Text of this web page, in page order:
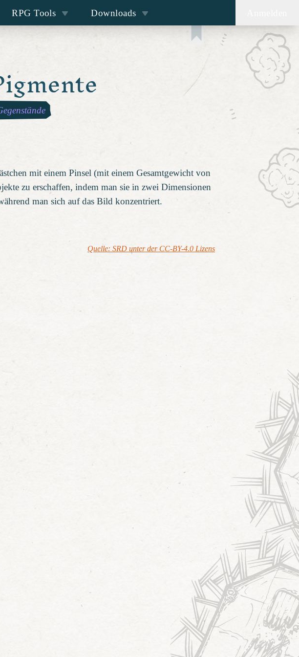
RPG Tools Downloads
mit einem Pinsel (mit einem Gesamtgewicht von
zu erschaffen, indem man sie in zwei Dimensionen
man sich auf das Bild konzentriert.
Quelle: SRD unter der CC-BY-4.0 Lizens